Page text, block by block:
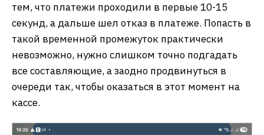
тем, что платежи проходили в первые 10-15
секунд, а дальше шел отказ в платеже. Попасть в
такой временной промежуток практически
невозможно, нужно слишком точно подгадать
все составляющие, а заодно продвинуться в
очереди так, чтобы оказаться в этот момент на
кассе.